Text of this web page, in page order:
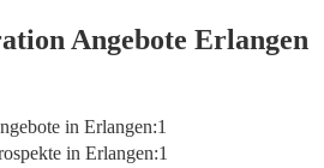
Angebote Erlangen
in Erlangen:1
in Erlangen:1